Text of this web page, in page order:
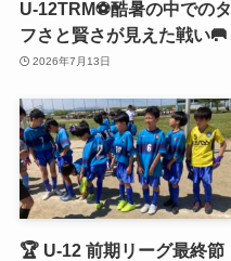
U-12TRM⚽️酷暑の中でのタ
フさと賢さが見えた戦い🥅
2026年7月13日
🏆 U-12 前期リーグ最終節